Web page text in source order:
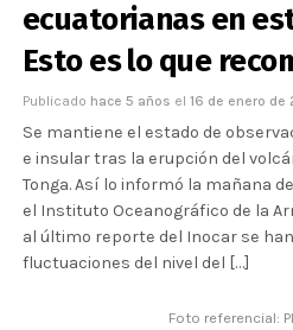
ecuatorianas en
Esto es lo que
Publicado hace 5 años el 16 de enero de
Se mantiene el estado de
e insular tras la erupción del
Tonga. Así lo informó la mañana
el Instituto Oceanográfico de la
al último reporte del Inocar se
fluctuaciones del nivel del […]
Foto referencial: